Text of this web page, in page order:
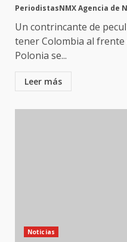
PeriodistasNMX Agencia de
Un contrincante de
tener Colombia al frente
Polonia se...
Leer más
Noticias